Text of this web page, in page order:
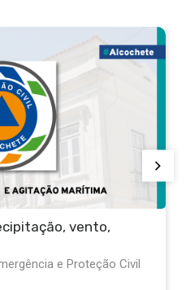
vento,
e Proteção Civil